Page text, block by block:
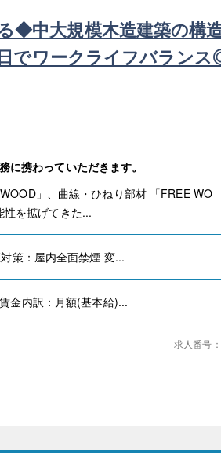
◆中大規模木造建築の構
でワークライフバラン
携わっていただきます。
」、曲線・ひねり部材 「FREE WO
を拡げてきた...
策：屋内全面禁煙 変...
金内訳：月額(基本給)...
求人番号